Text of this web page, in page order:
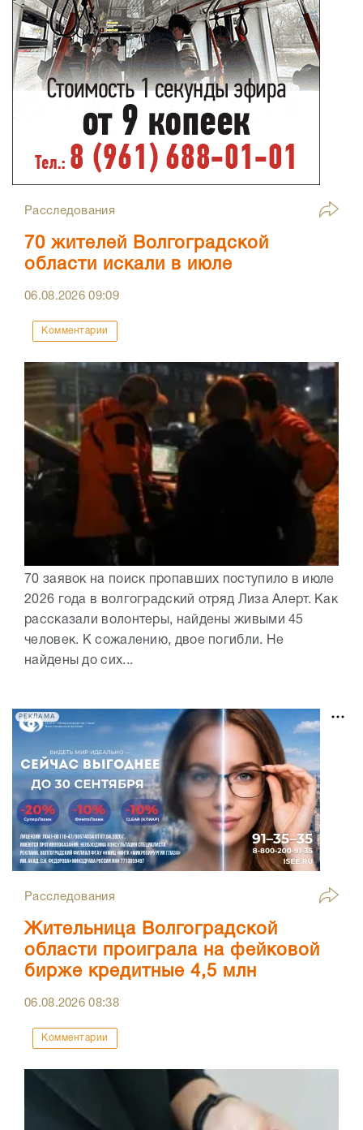
Расследования
70 жителей Волгоградской
области искали в июле
06.08.202609:09
Комментарии
70 заявок на поиск пропавших поступило в июле
2026 года в волгоградский отряд Лиза Алерт. Как
рассказали волонтеры, найдены живыми 45
человек. К сожалению, двое погибли. Не
найдены до сих...
РЕКЛАМА
Расследования
Жительница Волгоградской
области проиграла на фейковой
бирже кредитные 4,5 млн
06.08.202608:38
Комментарии